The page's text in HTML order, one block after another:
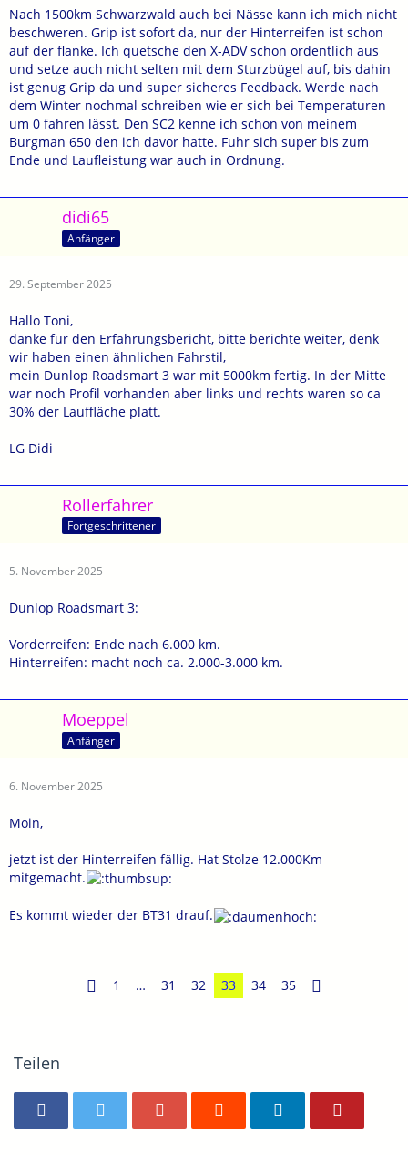
Nach 1500km Schwarzwald auch bei Nässe kann ich mich nicht
beschweren. Grip ist sofort da, nur der Hinterreifen ist schon
auf der flanke. Ich quetsche den X-ADV schon ordentlich aus
und setze auch nicht selten mit dem Sturzbügel auf, bis dahin
ist genug Grip da und super sicheres Feedback. Werde nach
dem Winter nochmal schreiben wie er sich bei Temperaturen
um 0 fahren lässt. Den SC2 kenne ich schon von meinem
Burgman 650 den ich davor hatte. Fuhr sich super bis zum
Ende und Laufleistung war auch in Ordnung.
didi65
Anfänger
29. September 2025
Hallo Toni,
danke für den Erfahrungsbericht, bitte berichte weiter, denk
wir haben einen ähnlichen Fahrstil,
mein Dunlop Roadsmart 3 war mit 5000km fertig. In der Mitte
war noch Profil vorhanden aber links und rechts waren so ca
30% der Lauffläche platt.
LG Didi
Rollerfahrer
Fortgeschrittener
5. November 2025
Dunlop Roadsmart 3:
Vorderreifen: Ende nach 6.000 km.
Hinterreifen: macht noch ca. 2.000-3.000 km.
Moeppel
Anfänger
6. November 2025
Moin,
jetzt ist der Hinterreifen fällig. Hat Stolze 12.000Km
mitgemacht.
Es kommt wieder der BT31 drauf.
1 … 31 32 33 34 35
Teilen